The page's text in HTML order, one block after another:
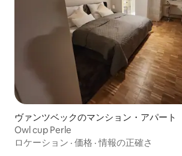
ヴァンツベックのマンション・アパート
Owl cup Perle
ロケーション · 価格 ·情報の正確さ